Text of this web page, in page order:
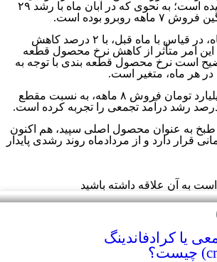
فروش را به ثبت رسانیده است؛ به نحوی که در آبان ماه با رشد ۲۹
بوده است.
سپید ماکیان در آبان ماه، در قیاس با ماه قبل، با ۲ درصد کاهش
امر متأثر از کاهش نرخ محصول قطعه
است نرخ محصول قطعه بندی با توجه به
هر ماه، متغیر است.
سپید با تحقق ۳,۹۶۹ میلیارد تومان فروش ۸ ماهه، به نسبت مقطع
به عنوان محصول اصلی سپید، هم اکنون
۵۷ هزار تومانی قرار دارد و از مردادماه روند رشدی پایدار
به آن علاقه داشته باشید
یا کرادفاندینگ